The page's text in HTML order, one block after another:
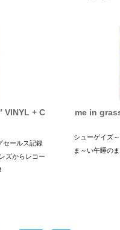
VINYL + C
セールス記録
ズからレコー
me in
シューゲイズ
ま～い午睡の